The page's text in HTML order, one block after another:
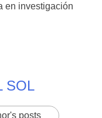
en investigación
SOL
posts